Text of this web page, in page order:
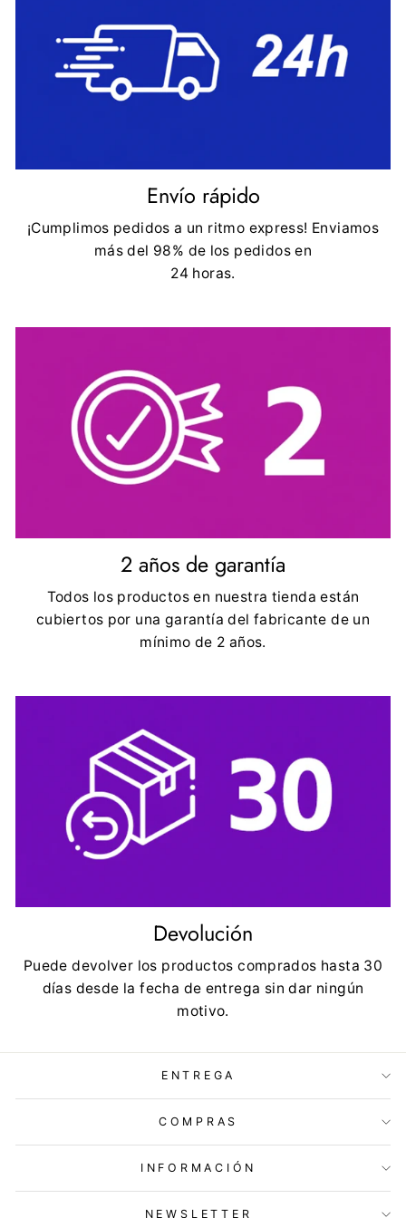
Envío rápido
¡Cumplimos pedidos a un ritmo express! Enviamos
más del 98% de los pedidos en
24 horas.
2 años de garantía
Todos los productos en nuestra tienda están
cubiertos por una garantía del fabricante de un
mínimo de 2 años.
Devolución
Puede devolver los productos comprados hasta 30
días desde la fecha de entrega sin dar ningún
motivo.
ENTREGA
COMPRAS
INFORMACIÓN
NEWSLETTER